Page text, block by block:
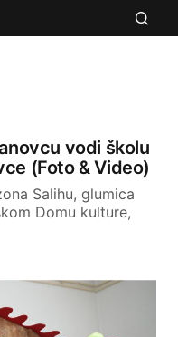
vodi školu
(Foto & Video)
Salihu, glumica
Domu kulture,